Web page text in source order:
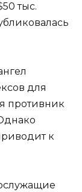
тыс.
для
противник
к